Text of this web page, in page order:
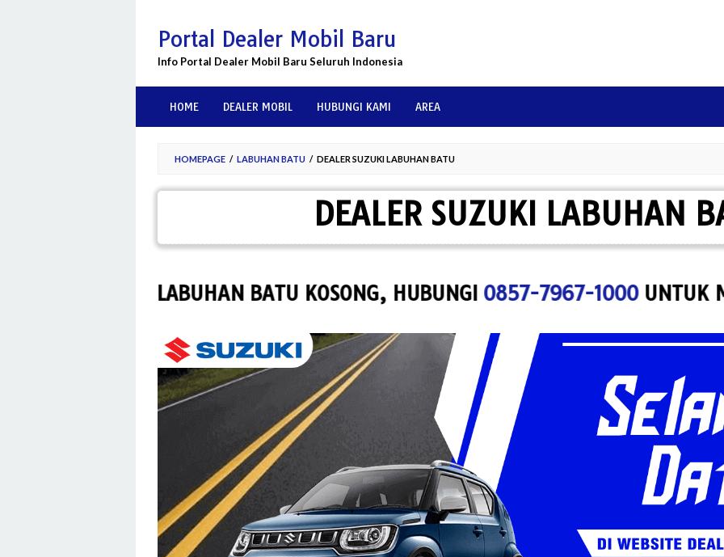
content
Portal Dealer Mobil Baru
Info Portal Dealer Mobil Baru Seluruh Indonesia
HOME DEALER MOBIL HUBUNGI KAMI AREA
HOMEPAGE / LABUHAN BATU / DEALER SUZUKI LABUHAN BATU
DEALER SUZUKI LABUHAN
SUZUKI LABUHAN BATU KOSONG, HUBUNGI0857-7967-1000UNTUK